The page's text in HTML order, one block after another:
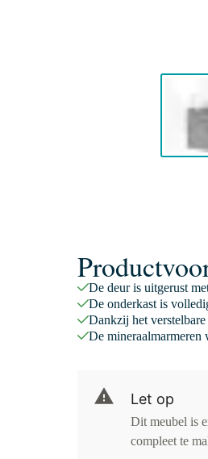
De deur is uitgerust
De onderkast is
Dankzij het
De mineraalmarmeren
Let op
Dit meubel is
compleet te